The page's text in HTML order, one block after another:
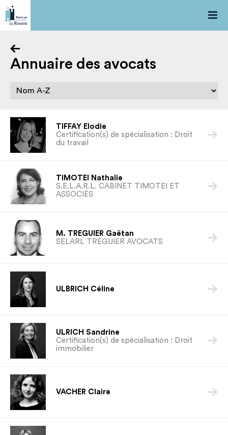


Annuaire des avocats
TIFFAY Elodie
Certification(s) de spécialisation : Droit
du travail

TIMOTEI Nathalie
S.E.L.A.R.L. CABINET TIMOTEI ET
ASSOCIÉS

M. TREGUIER Gaëtan
SELARL TREGUIER AVOCATS

ULBRICH Céline 
ULRICH Sandrine
Certification(s) de spécialisation : Droit
immobilier

VACHER Claire 